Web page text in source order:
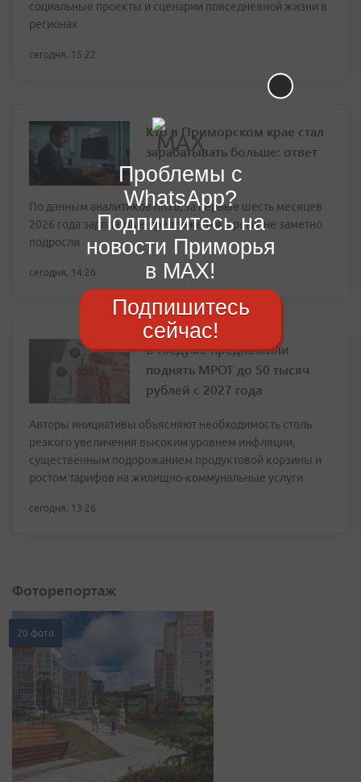
социальные проекты и сценарии повседневной жизни в
регионах
сегодня, 15:22
Кто в Приморском крае стал
зарабатывать больше: ответ
По данным аналитиков hh.ru, за первые шесть месяцев
2026 года зарплатные предложения в регионе заметно
подросли
сегодня, 14:26
В Госдуме предложили
поднять МРОТ до 50 тысяч
рублей с 2027 года
Авторы инициативы объясняют необходимость столь
резкого увеличения высоким уровнем инфляции,
существенным подорожанием продуктовой корзины и
ростом тарифов на жилищно-коммунальные услуги
сегодня, 13:26
Фоторепортаж
20 фото
Проблемы с
WhatsApp?
Подпишитесь на
новости Приморья
в MAX!
Подпишитесь
сейчас!